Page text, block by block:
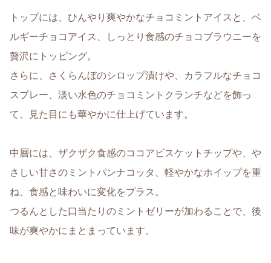
トップには、ひんやり爽やかなチョコミントアイスと、ベ
ルギーチョコアイス、しっとり食感のチョコブラウニーを
贅沢にトッピング。
さらに、さくらんぼのシロップ漬けや、カラフルなチョコ
スプレー、淡い水色のチョコミントクランチなどを飾っ
て、見た目にも華やかに仕上げています。
中層には、ザクザク食感のココアビスケットチップや、や
さしい甘さのミントパンナコッタ、軽やかなホイップを重
ね、食感と味わいに変化をプラス。
つるんとした口当たりのミントゼリーが加わることで、後
味が爽やかにまとまっています。